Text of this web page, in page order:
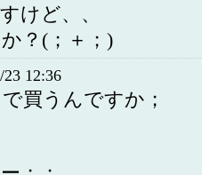
けど、、
？(；＋；)
23 12:36
買うんですか；